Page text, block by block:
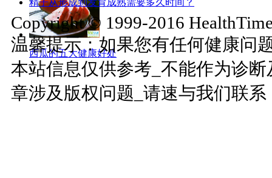
西瓜的五大健康好处
精子从形成到发育成熟需要多久时间？
Copyright © 1999-2016
温馨提示：如果您有任何健康问
本站信息仅供参考_不能作为诊
章涉及版权问题_请速与我们联系